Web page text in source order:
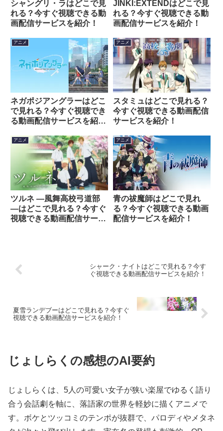
シャングリ・ラはどこで見
れる？今すぐ視聴できる動
画配信サービスを紹介！
JINKI:EXTENDはどこで見
れる？今すぐ視聴できる動
画配信サービスを紹介！
アニメ
ネガポジアングラーはどこ
で見れる？今すぐ視聴でき
る動画配信サービスを紹
アニメ
スタミュはどこで見れる？
今すぐ視聴できる動画配信
サービスを紹介！
アニメ
ツルネ ―風舞高校弓道部
―はどこで見れる？今すぐ
視聴できる動画配信サービ
アニメ
青の祓魔師はどこで見れ
る？今すぐ視聴できる動画
配信サービスを紹介！
シャーク・ナイトはどこで見れる？今す
ぐ視聴できる動画配信サービスを紹介！
夏雪ランデブーはどこで見れる？今すぐ
視聴できる動画配信サービスを紹介！
じょしらくの感想のAI要約
じょしらくは、5人の可愛い女子が狭い楽屋でゆるく語り
合う会話劇を軸に、落語家の世界を軽妙に描くアニメで
す。ボケとツッコミのテンポが抜群で、パロディやメタネ